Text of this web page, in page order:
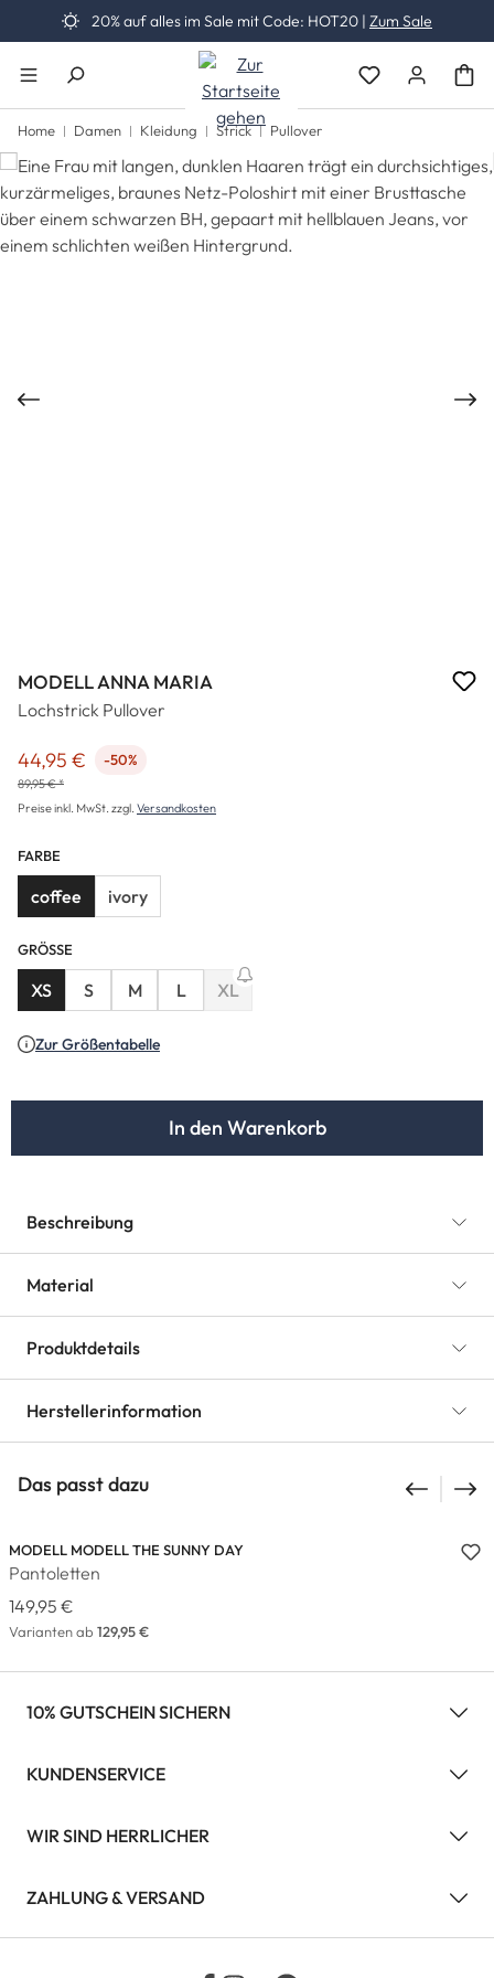
Zum Hauptinhalt springen
20% auf alles im Sale mit Code: HOT20 | Zum Sale
Du hast 0
Home Damen Kleidung Strick Pullover
Bildergalerie überspringen
MODELL ANNA MARIA
Lochstrick Pullover
Verkaufspreis:
44,95 € -50%
89,95 € *
Preise inkl. MwSt. zzgl. Versandkosten
FARBE
coffee ivory
GRÖSSE
XS S M L XL
Zur Größentabelle
In den Warenkorb
Beschreibung
Material
Produktdetails
Herstellerinformation
Das passt dazu
MODELL MODELL THE SUNNY DAY
Pantoletten
149,95 €
Varianten ab 129,95 €
10% GUTSCHEIN SICHERN
KUNDENSERVICE
WIR SIND HERRLICHER
ZAHLUNG & VERSAND